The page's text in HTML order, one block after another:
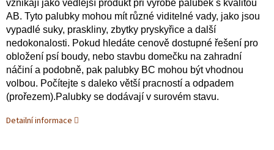
vznikají jako vedlejší produkt při výrobě palubek s kvalitou
AB. Tyto palubky mohou mít různé viditelné vady, jako jsou
vypadlé suky, praskliny, zbytky pryskyřice a další
nedokonalosti. Pokud hledáte cenově dostupné řešení pro
obložení psí boudy, nebo stavbu domečku na zahradní
náčiní a podobně, pak palubky BC mohou být vhodnou
volbou. Počítejte s daleko větší pracností a odpadem
(prořezem).Palubky se dodávají v surovém stavu.
Detailní informace